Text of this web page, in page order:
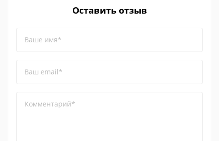
Оставить отзыв
Ваше имя*
Ваш email*
Комментарий*